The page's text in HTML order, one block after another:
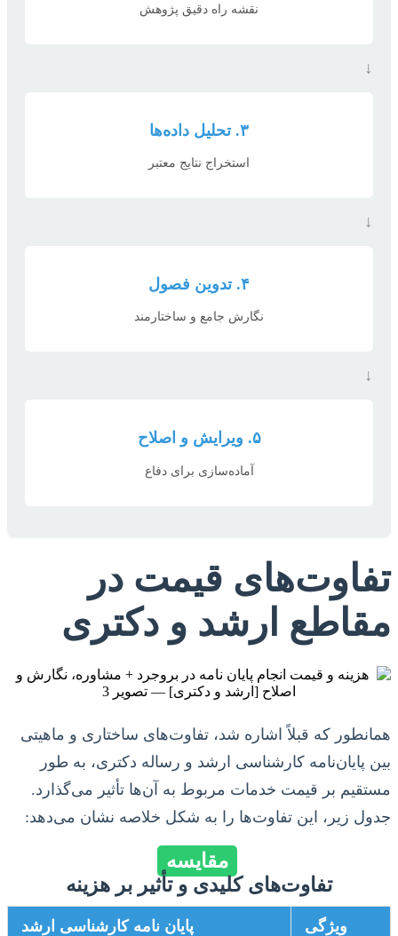
نقشه راه دقیق پژوهش
↓
۳. تحلیل داده‌ها
استخراج نتایج معتبر
↓
۴. تدوین فصول
نگارش جامع و ساختارمند
↓
۵. ویرایش و اصلاح
آماده‌سازی برای دفاع
تفاوت‌های قیمت در
مقاطع ارشد و دکتری
همانطور که قبلاً اشاره شد، تفاوت‌های ساختاری و ماهیتی
بین پایان‌نامه کارشناسی ارشد و رساله دکتری، به طور
مستقیم بر قیمت خدمات مربوط به آن‌ها تأثیر می‌گذارد.
جدول زیر، این تفاوت‌ها را به شکل خلاصه نشان می‌دهد:
مقایسه
تفاوت‌های کلیدی و تأثیر بر هزینه
ویژگی پایان نامه کارشناسی ارشد